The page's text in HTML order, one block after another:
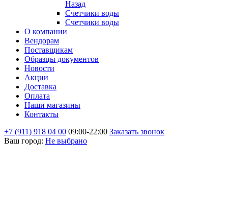
Назад
Счетчики воды
Счетчики воды
О компании
Вендорам
Поставщикам
Образцы документов
Новости
Акции
Доставка
Оплата
Наши магазины
Контакты
+7 (911) 918 04 00 09:00-22:00 Заказать звонок
Ваш город: Не выбрано